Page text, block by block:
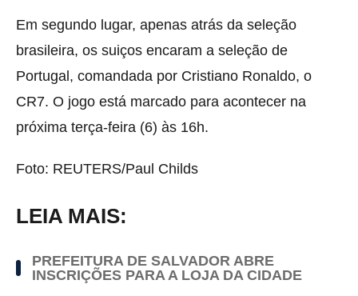
Em segundo lugar, apenas atrás da seleção
brasileira, os suiços encaram a seleção de
Portugal, comandada por Cristiano Ronaldo, o
CR7. O jogo está marcado para acontecer na
próxima terça-feira (6) às 16h.
Foto: REUTERS/Paul Childs
LEIA MAIS:
PREFEITURA DE SALVADOR ABRE
INSCRIÇÕES PARA A LOJA DA CIDADE